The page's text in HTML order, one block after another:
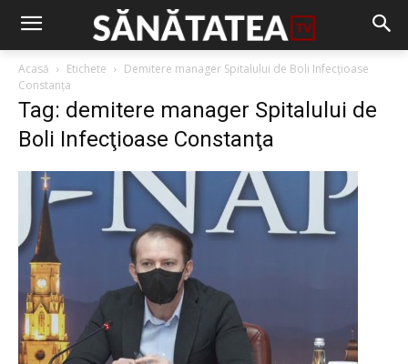
Acasă Etichete
Demitere manager Spitalului de Boli Infecţioase
Constanţa
Tag: demitere manager Spitalului de
Boli Infecţioase Constanţa